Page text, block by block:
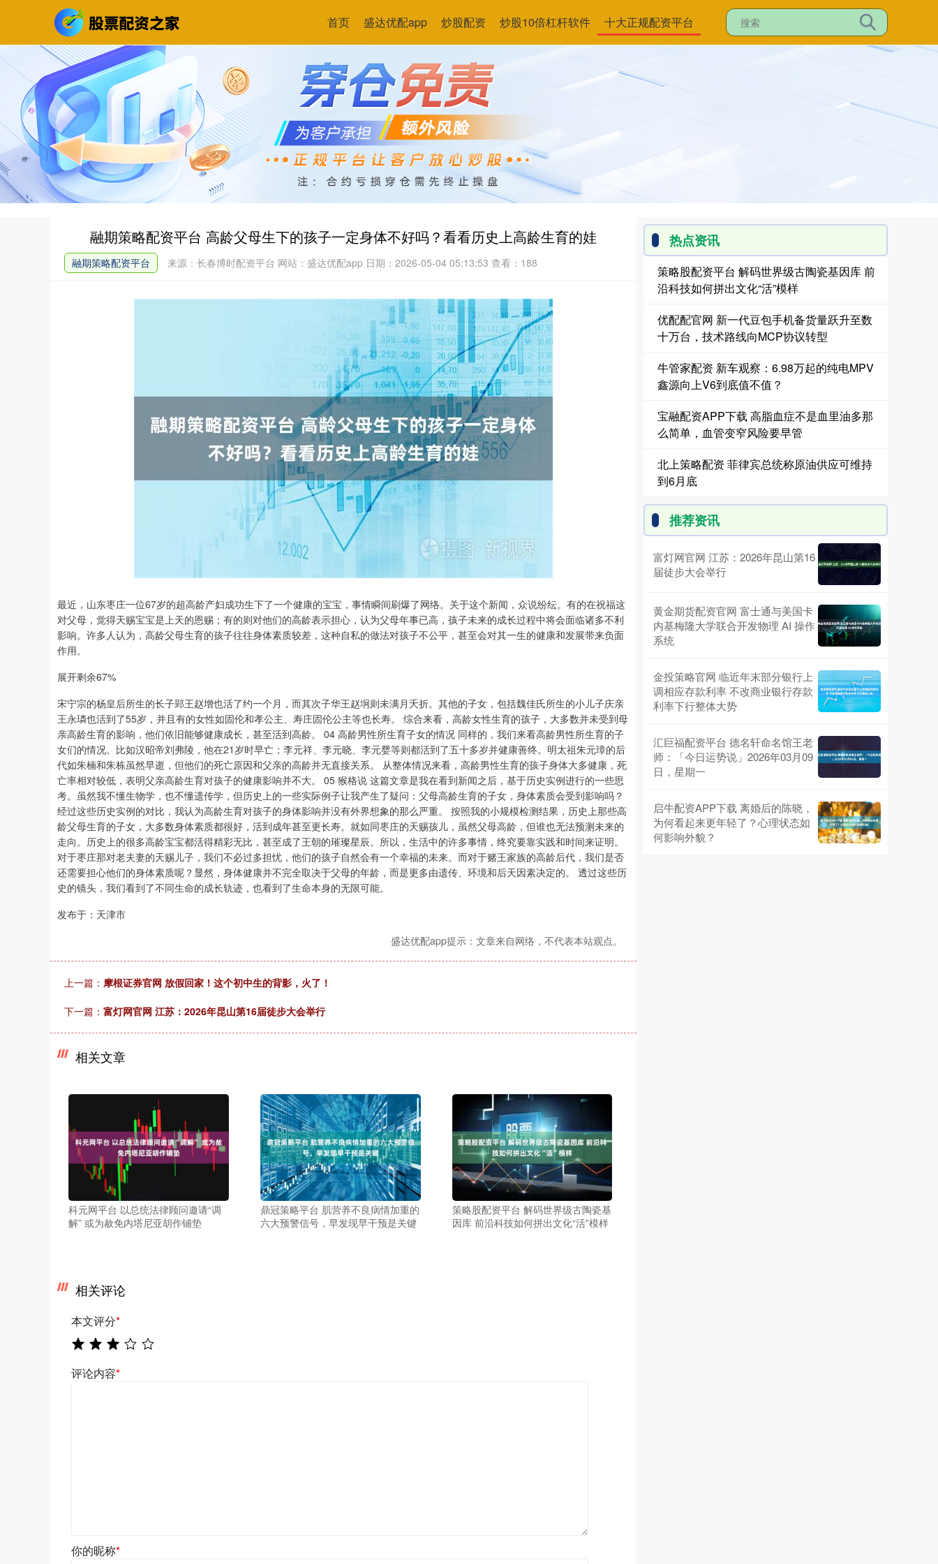
首页 盛达优配app 炒股配资 炒股10倍杠杆软件 十大正规配资平台
融期策略配资平台 高龄父母生下的孩子一定身体不好吗？看看历史上高龄生育的娃
融期策略配资平台 来源：长春博时配资平台 网站：盛达优配app 日期：2026-05-04 05:13:53 查看：188
最近，山东枣庄一位67岁的超高龄产妇成功生下了一个健康的宝宝，事情瞬间刷爆了网络。关于这个新闻，众说纷纭。有的在祝福这
对父母，觉得天赐宝宝是上天的恩赐；有的则对他们的高龄表示担心，认为父母年事已高，孩子未来的成长过程中将会面临诸多不利
影响。许多人认为，高龄父母生育的孩子往往身体素质较差，这种自私的做法对孩子不公平，甚至会对其一生的健康和发展带来负面
作用。
展开剩余67%
宋宁宗的杨皇后所生的长子郢王赵增也活了约一个月，而其次子华王赵坰则未满月夭折。其他的子女，包括魏佳氏所生的小儿子庆亲
王永璘也活到了55岁，并且有的女性如固伦和孝公主、寿庄固伦公主等也长寿。 综合来看，高龄女性生育的孩子，大多数并未受到母
亲高龄生育的影响，他们依旧能够健康成长，甚至活到高龄。 04 高龄男性所生育子女的情况 同样的，我们来看高龄男性所生育的子
女们的情况。比如汉昭帝刘弗陵，他在21岁时早亡；李元祥、李元晓、李元婴等则都活到了五十多岁并健康善终。明太祖朱元璋的后
代如朱楠和朱栋虽然早逝，但他们的死亡原因和父亲的高龄并无直接关系。 从整体情况来看，高龄男性生育的孩子身体大多健康，死
亡率相对较低，表明父亲高龄生育对孩子的健康影响并不大。 05 猴格说 这篇文章是我在看到新闻之后，基于历史实例进行的一些思
考。虽然我不懂生物学，也不懂遗传学，但历史上的一些实际例子让我产生了疑问：父母高龄生育的子女，身体素质会受到影响吗？
经过这些历史实例的对比，我认为高龄生育对孩子的身体影响并没有外界想象的那么严重。 按照我的小规模检测结果，历史上那些高
龄父母生育的子女，大多数身体素质都很好，活到成年甚至更长寿。就如同枣庄的天赐孩儿，虽然父母高龄，但谁也无法预测未来的
走向。历史上的很多高龄宝宝都活得精彩无比，甚至成了王朝的璀璨星辰。所以，生活中的许多事情，终究要靠实践和时间来证明。
对于枣庄那对老夫妻的天赐儿子，我们不必过多担忧，他们的孩子自然会有一个幸福的未来。而对于赌王家族的高龄后代，我们是否
还需要担心他们的身体素质呢？显然，身体健康并不完全取决于父母的年龄，而是更多由遗传、环境和后天因素决定的。 透过这些历
史的镜头，我们看到了不同生命的成长轨迹，也看到了生命本身的无限可能。
发布于：天津市
盛达优配app提示：文章来自网络，不代表本站观点。
上一篇： 摩根证券官网 放假回家！这个初中生的背影，火了！
下一篇： 富灯网官网 江苏：2026年昆山第16届徒步大会举行
相关文章
科元网平台 以总统法律顾问邀请“调
解” 或为赦免内塔尼亚胡作铺垫
鼎冠策略平台 肌营养不良病情加重的
六大预警信号，早发现早干预是关键
策略股配资平台 解码世界级古陶瓷基
因库 前沿科技如何拼出文化“活”模样
相关评论
本文评分*
评论内容*
你的昵称*
热点资讯
策略股配资平台 解码世界级古陶瓷基因库 前
沿科技如何拼出文化“活”模样
优配配官网 新一代豆包手机备货量跃升至数
十万台，技术路线向MCP协议转型
牛管家配资 新车观察：6.98万起的纯电MPV
鑫源向上V6到底值不值？
宝融配资APP下载 高脂血症不是血里油多那
么简单，血管变窄风险要早管
北上策略配资 菲律宾总统称原油供应可维持
到6月底
推荐资讯
富灯网官网 江苏：2026年昆山第16
届徒步大会举行
黄金期货配资官网 富士通与美国卡
内基梅隆大学联合开发物理 AI 操作
系统
金投策略官网 临近年末部分银行上
调相应存款利率 不改商业银行存款
利率下行整体大势
汇巨福配资平台 德名轩命名馆王老
师：「今日运势说」2026年03月09
日，星期一
启牛配资APP下载 离婚后的陈晓，
为何看起来更年轻了？心理状态如
何影响外貌？